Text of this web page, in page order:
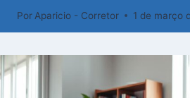
Por Aparicio - Corretor 1 de março